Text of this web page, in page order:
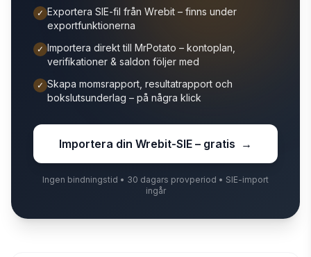
✓ Exportera SIE-fil från Wrebit – finns under
exportfunktionerna
✓ Importera direkt till MrPotato – kontoplan,
verifikationer & saldon följer med
✓ Skapa momsrapport, resultatrapport och
bokslutsunderlag – på några klick
Importera din Wrebit-SIE – gratis →
Ingen bindningstid • 30 dagars provperiod • SIE-import
ingår